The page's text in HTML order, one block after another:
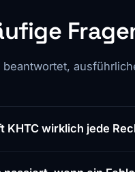
beantwortet,
KHTC wirklich jede